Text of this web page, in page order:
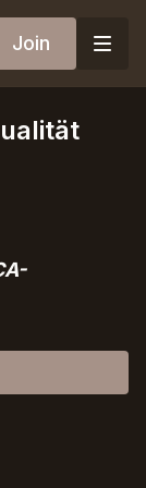
Join
und
den
und Dunkelheit